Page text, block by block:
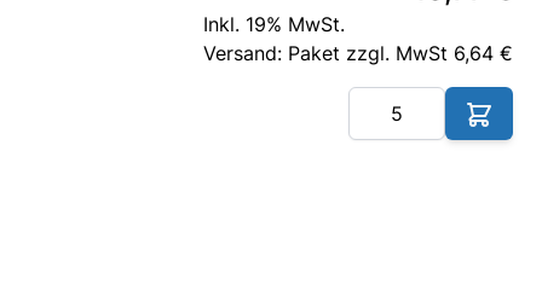
Inkl. 19% MwSt.
Versand: Paket zzgl. MwSt 6,64 €